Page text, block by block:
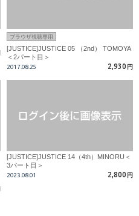
ブラウザ視聴専用
[JUSTICE]JUSTICE 05 （2nd） TOMOYA
＜2パート目＞
2017.08.25 2,930 円
[JUSTICE]JUSTICE 14（4th）MINORU＜
3パート目＞
2023.08.01 2,800 円